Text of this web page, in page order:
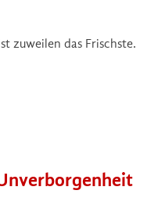
zuweilen das Frischste.